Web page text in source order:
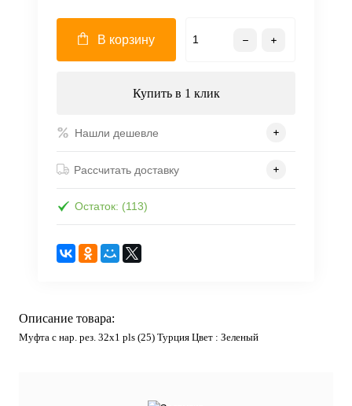
В корзину
Купить в 1 клик
Нашли дешевле
Рассчитать доставку
Остаток: (113)
Описание товара:
Муфта с нар. рез. 32х1 pls (25) Турция Цвет : Зеленый